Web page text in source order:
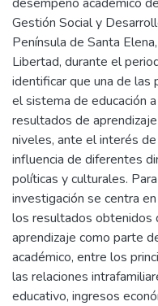
Gestión Social y
Península de Santa
Libertad, durante el
identificar que una de
el sistema de educación
resultados de
niveles, ante el interés
influencia de diferentes
políticas y culturales.
investigación se centra
los resultados obtenidos
aprendizaje como parte
académico, entre los
las relaciones
educativo, ingresos